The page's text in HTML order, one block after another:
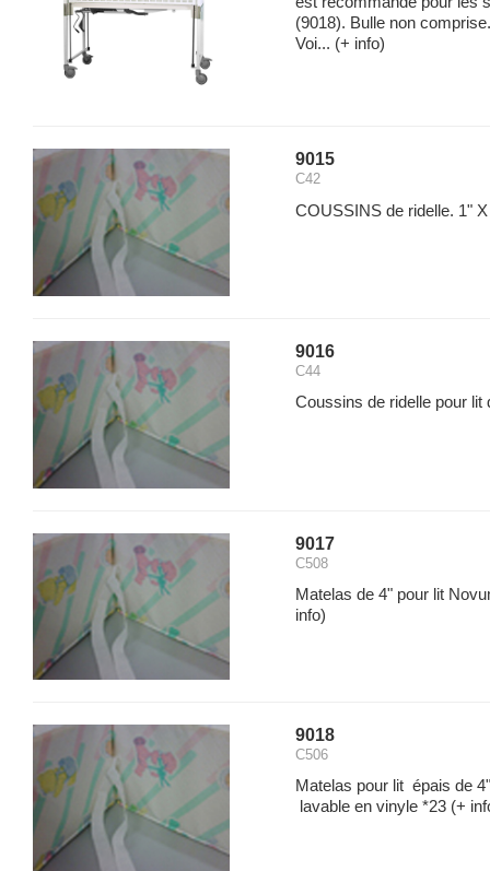
(9018). Bulle non
Voi... (+ info)
9015
C42
COUSSINS de ridelle. 1"
9016
C44
Coussins de ridelle pour lit
9017
C508
Matelas de 4" pour lit
info)
9018
C506
Matelas pour lit épais de
lavable en vinyle *23 (+